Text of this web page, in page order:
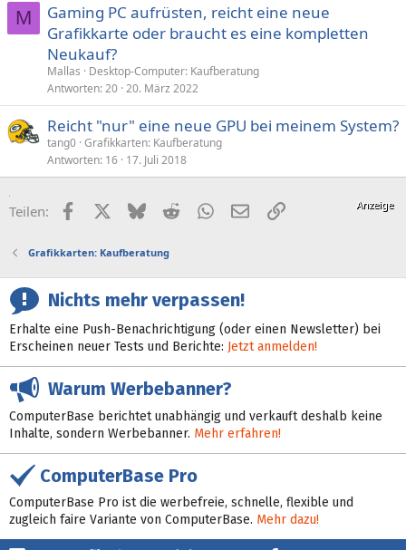
M
Gaming PC aufrüsten, reicht eine neue
Grafikkarte oder braucht es eine kompletten
Neukauf?
Mallas
Desktop-Computer: Kaufberatung
Antworten 20 20. März 2022
Reicht "nur" eine neue GPU bei meinem System?
tang0 Grafikkarten: Kaufberatung
Antworten 16 17. Juli 2018
Teilen: FacebookX (Twitter)
BlueskyRedditWhatsApp
E-MailLink
Grafikkarten: Kaufberatung
Nichts mehr verpassen!
Erhalte eine Push-Benachrichtigung (oder einen Newsletter) bei
Erscheinen neuer Tests und Berichte: Jetzt anmelden!
Warum Werbebanner?
ComputerBase berichtet unabhängig und verkauft deshalb keine
Inhalte, sondern Werbebanner. Mehr erfahren!
ComputerBase Pro
ComputerBase Pro ist die werbefreie, schnelle, flexible und
zugleich faire Variante von ComputerBase. Mehr dazu!